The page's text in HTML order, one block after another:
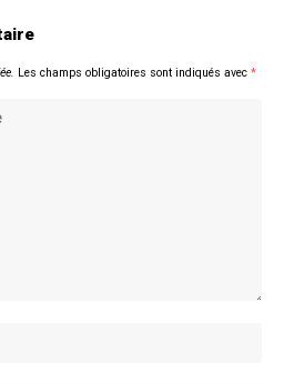
Les champs obligatoires sont indiqués avec *